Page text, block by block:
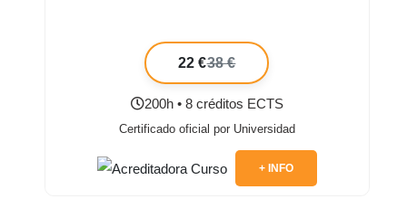
22 €38 €
200h • 8 créditos ECTS
Certificado oficial por Universidad
+ INFO